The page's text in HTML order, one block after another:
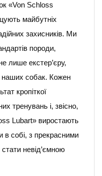
«Von Schloss
майбутніх
захисників. Ми
породи,
лише екстер’єру,
наших собак. Кожен
кропіткої
тренувань і, звісно,
Lubart» виростають
в собі, з прекрасними
невід’ємною